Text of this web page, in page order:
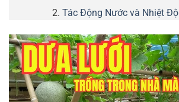
Tác Động Nước và Nhiệt Độ